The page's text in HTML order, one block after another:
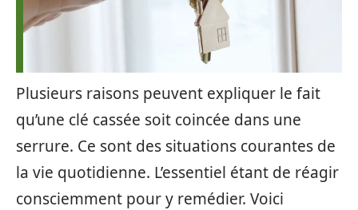
Plusieurs raisons peuvent expliquer le fait
qu’une clé cassée soit coincée dans une
serrure. Ce sont des situations courantes de
la vie quotidienne. L’essentiel étant de réagir
consciemment pour y remédier. Voici